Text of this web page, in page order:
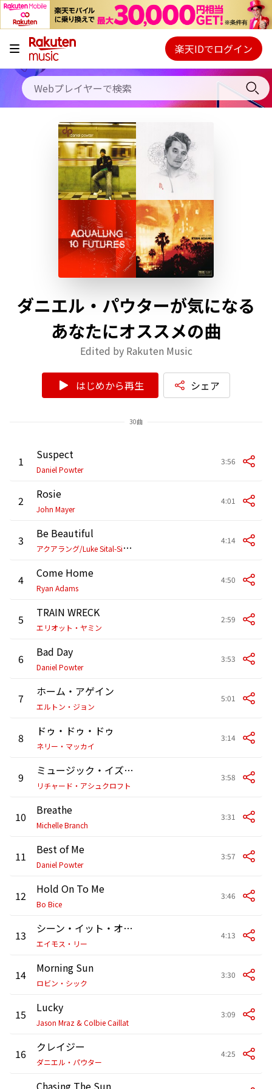
キャンペーン
料金プラン
使い方
初回30日間無料お試し
Webプレイヤー
ご契約内容の確認・変更
楽天IDでログイン
ダニエル・パウターが気になる
あなたにオススメの曲
Edited by Rakuten Music
はじめから再生 シェア
30曲
1 Suspect
Daniel Powter
3:56
2 Rosie
John Mayer
4:01
3
Be Beautiful
ア
クアラング/Luke Sital-Singh
4:14
4 Come Home
Ryan Adams
4:50
5 TRAIN WRECK
エリオット・ヤミン
2:59
6 Bad Day
Daniel Powter
3:53
7 ホーム・アゲイン
エルトン・ジョン
5:01
8 ドゥ・ドゥ・ドゥ
ネリー・マッカイ
3:14
9 ミュージック・イズ・パワー
リチャード・アシュクロフト
3:58
10 Breathe
Michelle Branch
3:31
11 Best of Me
Daniel Powter
3:57
12 Hold On To Me
Bo Bice
3:46
13 シーン・イット・オール・ビフォー
エイモス・リー
4:13
14 Morning Sun
ロビン・シック
3:30
15 Lucky
Jason Mraz & Colbie Caillat
3:09
16 クレイジー
ダニエル・パウター
4:25
Chasing The Sun